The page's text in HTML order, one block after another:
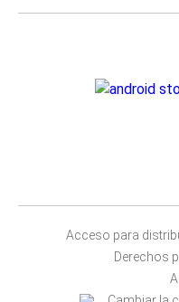
Acceso para
Derechos